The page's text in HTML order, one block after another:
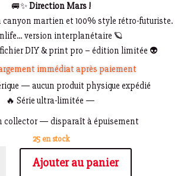
🚐✨Direction Mars !
canyon martien et 100% style rétro-futuriste.
version interplanétaire 🪐
DIY & print pro – édition limitée 👽
immédiat après paiement
— aucun produit physique expédié
🔥 Série ultra-limitée —
collector — disparaît à épuisement
25 en stock
Ajouter au panier